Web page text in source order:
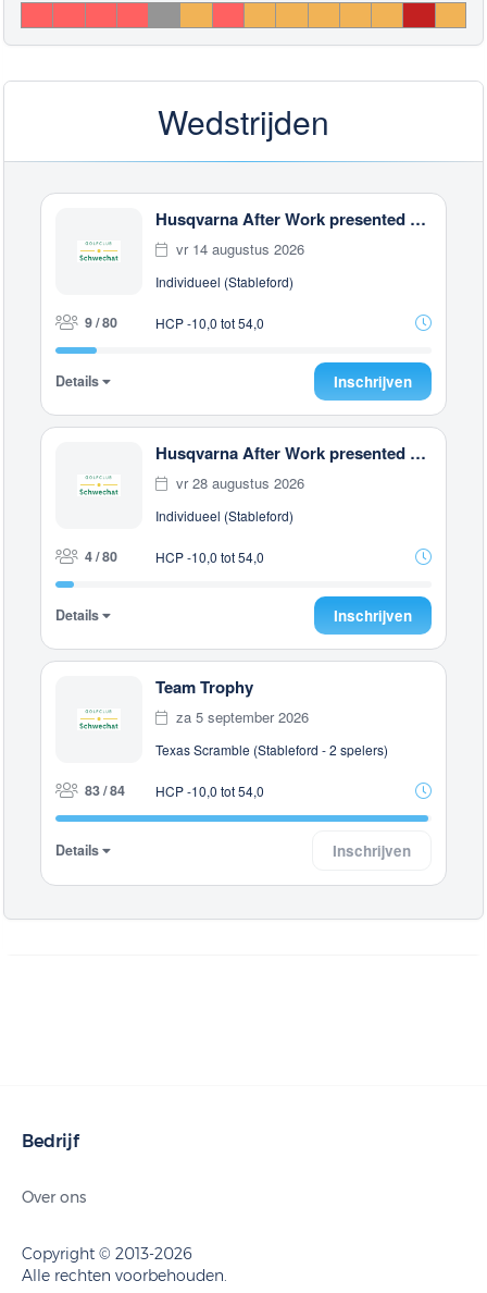
Wedstrijden
Husqvarna After Work presented by Steiermark GOLF CARD
vr 14 augustus 2026
Individueel (Stableford)
9 / 80 HCP -10,0 tot 54,0
Details Inschrijven
Husqvarna After Work presented by Steiermark GOLF CARD
vr 28 augustus 2026
Individueel (Stableford)
4 / 80 HCP -10,0 tot 54,0
Details Inschrijven
Team Trophy
za 5 september 2026
Texas Scramble (Stableford - 2 spelers)
83 / 84 HCP -10,0 tot 54,0
Details Inschrijven
Bedrijf
Over ons
Copyright © 2013-2026
Alle rechten voorbehouden.